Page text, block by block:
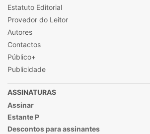
Estatuto Editorial
Provedor do Leitor
Autores
Contactos
Público+
Publicidade
ASSINATURAS
Assinar
Estante P
Descontos para assinantes